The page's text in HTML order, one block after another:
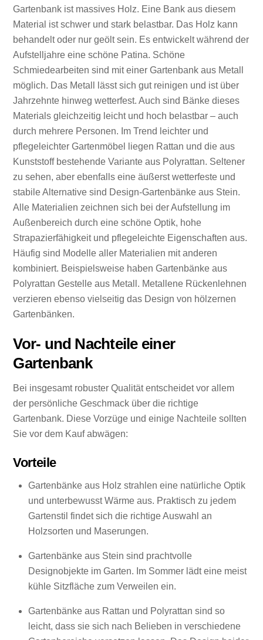
Gartenbank ist massives Holz. Eine Bank aus diesem
Material ist schwer und stark belastbar. Das Holz kann
behandelt oder nur geölt sein. Es entwickelt während der
Aufstelljahre eine schöne Patina. Schöne
Schmiedearbeiten sind mit einer Gartenbank aus Metall
möglich. Das Metall lässt sich gut reinigen und ist über
Jahrzehnte hinweg wetterfest. Auch sind Bänke dieses
Materials gleichzeitig leicht und hoch belastbar – auch
durch mehrere Personen. Im Trend leichter und
pflegeleichter Gartenmöbel liegen Rattan und die aus
Kunststoff bestehende Variante aus Polyrattan. Seltener
zu sehen, aber ebenfalls eine äußerst wetterfeste und
stabile Alternative sind Design-Gartenbänke aus Stein.
Alle Materialien zeichnen sich bei der Aufstellung im
Außenbereich durch eine schöne Optik, hohe
Strapazierfähigkeit und pflegeleichte Eigenschaften aus.
Häufig sind Modelle aller Materialien mit anderen
kombiniert. Beispielsweise haben Gartenbänke aus
Polyrattan Gestelle aus Metall. Metallene Rückenlehnen
verzieren ebenso vielseitig das Design von hölzernen
Gartenbänken.
Vor- und Nachteile einer
Gartenbank
Bei insgesamt robuster Qualität entscheidet vor allem
der persönliche Geschmack über die richtige
Gartenbank. Diese Vorzüge und einige Nachteile sollten
Sie vor dem Kauf abwägen:
Vorteile
Gartenbänke aus Holz strahlen eine natürliche Optik
und unterbewusst Wärme aus. Praktisch zu jedem
Gartenstil findet sich die richtige Auswahl an
Holzsorten und Maserungen.
Gartenbänke aus Stein sind prachtvolle
Designobjekte im Garten. Im Sommer lädt eine meist
kühle Sitzfläche zum Verweilen ein.
Gartenbänke aus Rattan und Polyrattan sind so
leicht, dass sie sich nach Belieben in verschiedene